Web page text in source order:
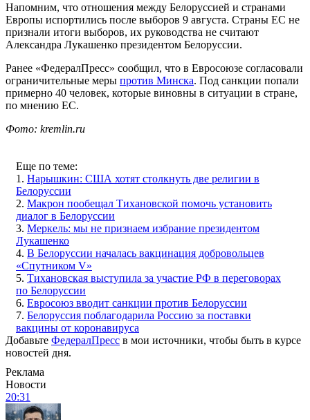
Напомним, что отношения между Белоруссией и странами
Европы испортились после выборов 9 августа. Страны ЕС не
признали итоги выборов, их руководства не считают
Александра Лукашенко президентом Белоруссии.
Ранее «ФедералПресс» сообщил, что в Евросоюзе согласовали
ограничительные меры против Минска. Под санкции попали
примерно 40 человек, которые виновны в ситуации в стране,
по мнению ЕС.
Фото: kremlin.ru
Еще по теме:
1. Нарышкин: США хотят столкнуть две религии в
Белоруссии
2. Макрон пообещал Тихановской помочь установить
диалог в Белоруссии
3. Меркель: мы не признаем избрание президентом
Лукашенко
4. В Белоруссии началась вакцинация добровольцев
«Спутником V»
5. Тихановская выступила за участие РФ в переговорах
по Белоруссии
6. Евросоюз вводит санкции против Белоруссии
7. Белоруссия поблагодарила Россию за поставки
вакцины от коронавируса
Добавьте ФедералПресс в мои источники, чтобы быть в курсе
новостей дня.
Реклама
Новости
20:31